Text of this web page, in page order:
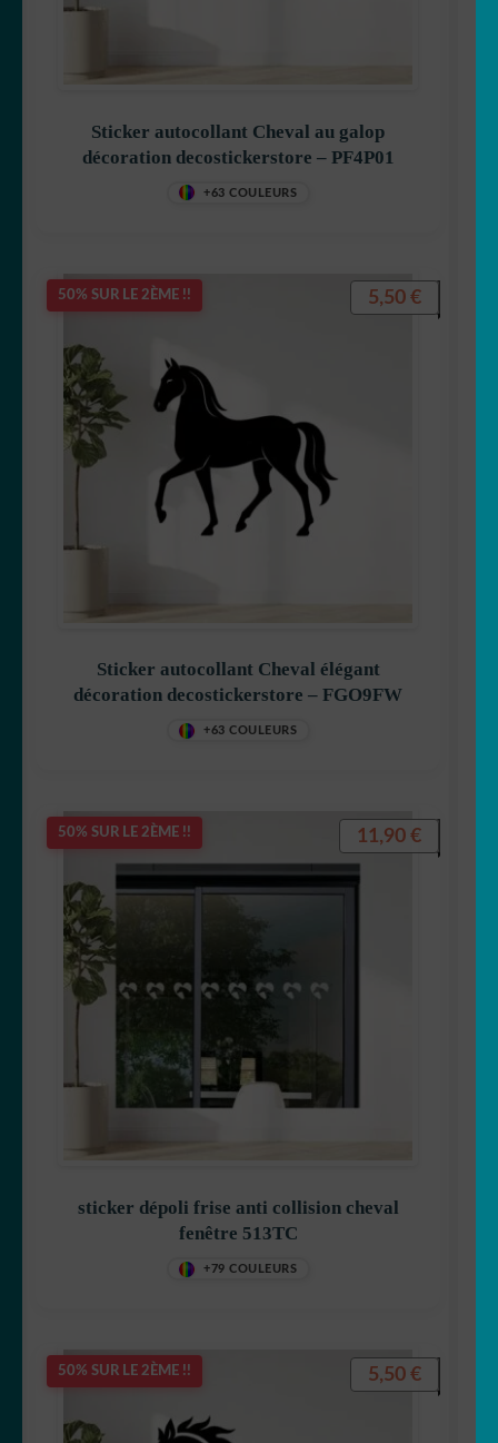
Sticker autocollant Cheval au galop
décoration decostickerstore – PF4P01
+63 COULEURS
50% SUR LE 2ÈME !!
Sticker autocollant Cheval élégant
décoration decostickerstore – FGO9FW
+63 COULEURS
5,50 €
50% SUR LE 2ÈME !!
sticker dépoli frise anti collision cheval
fenêtre 513TC
+79 COULEURS
11,90 €
50% SUR LE 2ÈME !! 5,50 €